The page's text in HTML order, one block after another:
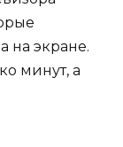
на экране.
минут, а